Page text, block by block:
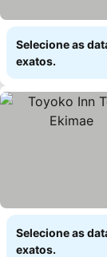
Selecione as
exatos.
Selecione as
exatos.